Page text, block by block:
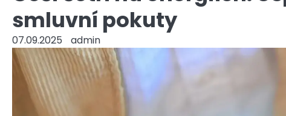
smluvní pokuty
07.09.2025 admin